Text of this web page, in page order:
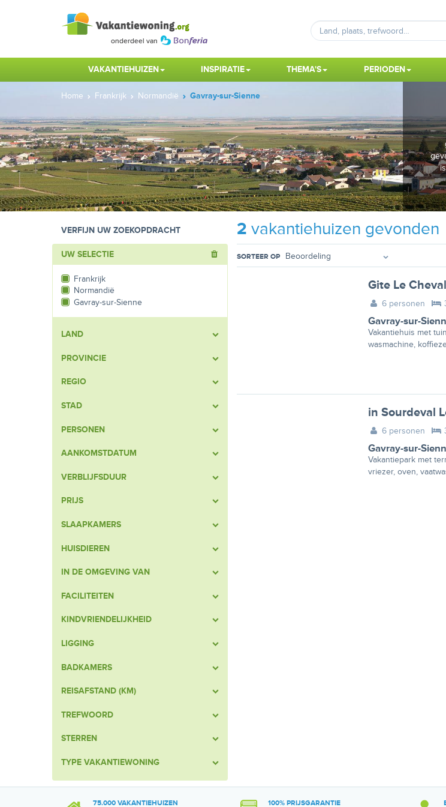
VAKANTIEHUIZEN INSPIRATIE THEMA'S PERIODEN
Home Frankrijk Normandië Gavray-sur-Sienne
VERFIJN UW ZOEKOPDRACHT 2 vakantiehuizen gevonden
UW SELECTIE
Frankrijk
Normandië
Gavray-sur-Sienne
LAND
PROVINCIE
REGIO
STAD
PERSONEN
AANKOMSTDATUM
VERBLIJFSDUUR
PRIJS
SLAAPKAMERS
HUISDIEREN
IN DE OMGEVING VAN
FACILITEITEN
KINDVRIENDELIJKHEID
LIGGING
BADKAMERS
REISAFSTAND (KM)
TREFWOORD
STERREN
TYPE VAKANTIEWONING
SORTEER OP
Gite Le
6 personen
Gavray-sur-
Vakantiehuis met
wasmachine,
in Sourdeval
6 personen
Gavray-sur-
Vakantiepark met
vriezer, oven,
75.000 VAKANTIEHUIZEN 100% PRIJSGARANTIE